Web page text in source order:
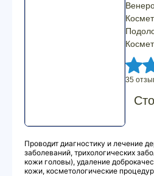
35
Проводит диагностику и лечение
заболеваний, трихологических
кожи головы), удаление
кожи, косметологические